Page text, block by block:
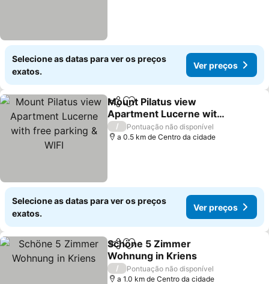
Selecione as datas para ver os preços
exatos.
Ver preços
PartilharAdicionar aos favoritos
Mount Pilatus view
Apartment Lucerne with
free parking & WIFI
Ver preços
/
Pontuação não disponível
a 0.5 km de Centro da cidade
Selecione as datas para ver os preços
exatos.
Ver preços
PartilharAdicionar aos favoritos
Schöne 5 Zimmer
Wohnung in Kriens
Ver preços
/
Pontuação não disponível
a 1.0 km de Centro da cidade